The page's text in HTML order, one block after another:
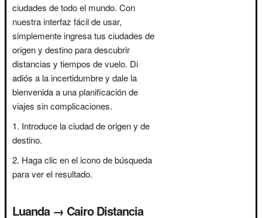
ciudades de todo el mundo. Con
nuestra interfaz fácil de usar,
simplemente ingresa tus ciudades de
origen y destino para descubrir
distancias y tiempos de vuelo. Di
adiós a la incertidumbre y dale la
bienvenida a una planificación de
viajes sin complicaciones.
Introduce la ciudad de origen y de
destino.
Haga clic en el icono de búsqueda
para ver el resultado.
Luanda → Cairo Distancia